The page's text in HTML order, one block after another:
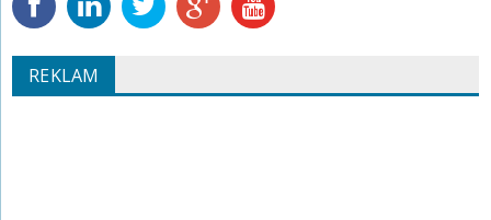
REKLAM